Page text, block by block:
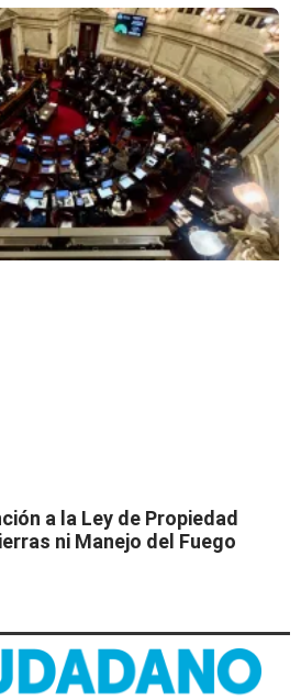
a la Ley de Propiedad
ni Manejo del Fuego